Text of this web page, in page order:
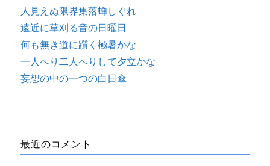
人見えぬ限界集落蝉しぐれ
遠近に草刈る音の日曜日
何も無き道に躓く極暑かな
一人へり二人へりして夕立かな
妄想の中の一つの白日傘
最近のコメント